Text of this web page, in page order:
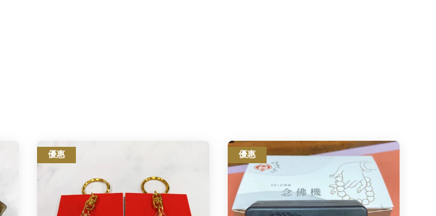
優惠 優惠